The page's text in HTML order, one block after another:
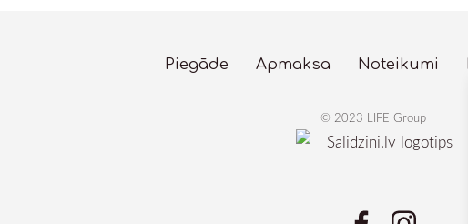
Piegāde Apmaksa Noteikumi
© 2023 LIFE Group